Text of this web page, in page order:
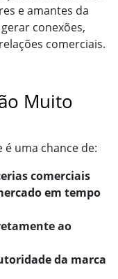
e amantes da
conexões,
comerciais.
Muito
uma chance de:
comerciais
em tempo
ao
da marca